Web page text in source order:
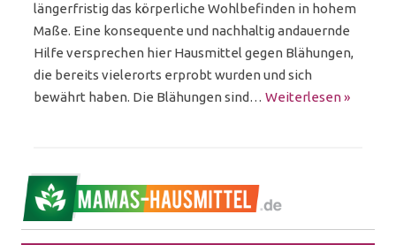
längerfristig das körperliche Wohlbefinden in hohem
Maße. Eine konsequente und nachhaltig andauernde
Hilfe versprechen hier Hausmittel gegen Blähungen,
die bereits vielerorts erprobt wurden und sich
bewährt haben. Die Blähungen sind… Weiterlesen »